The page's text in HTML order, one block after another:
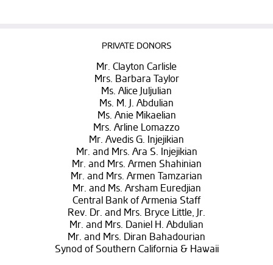
PRIVATE DONORS
Mr. Clayton Carlisle
Mrs. Barbara Taylor
Ms. Alice Juljulian
Ms. M. J. Abdulian
Ms. Anie Mikaelian
Mrs. Arline Lomazzo
Mr. Avedis G. Injejikian
Mr. and Mrs. Ara S. Injejikian
Mr. and Mrs. Armen Shahinian
Mr. and Mrs. Armen Tamzarian
Mr. and Ms. Arsham Euredjian
Central Bank of Armenia Staff
Rev. Dr. and Mrs. Bryce Little, Jr.
Mr. and Mrs. Daniel H. Abdulian
Mr. and Mrs. Diran Bahadourian
Synod of Southern California & Hawaii